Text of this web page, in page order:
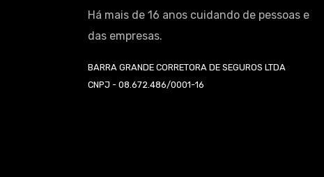
Há mais de 16 anos cuidando de pessoas e
das empresas.
BARRA GRANDE CORRETORA DE SEGUROS LTDA
CNPJ - 08.672.486/0001-16